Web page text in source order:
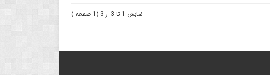
نمایش 1 تا 3 از 3 (1 صفحه )